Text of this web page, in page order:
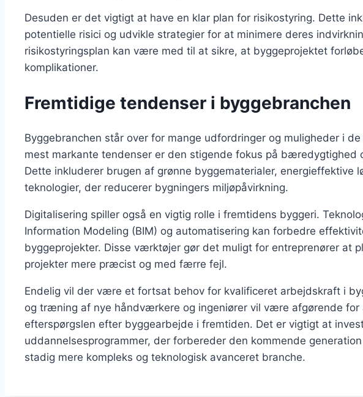
Desuden er det vigtigt at have en klar plan for risikostyring. Dette
potentielle risici og udvikle strategier for at minimere deres
risikostyringsplan kan være med til at sikre, at byggeprojektet
komplikationer.
Fremtidige tendenser i byggebranchen
Byggebranchen står over for mange udfordringer og muligheder i
mest markante tendenser er den stigende fokus på bæredygtighed
Dette inkluderer brugen af grønne byggematerialer, energieffektive
teknologier, der reducerer bygningers miljøpåvirkning.
Digitalisering spiller også en vigtig rolle i fremtidens byggeri.
Information Modeling (BIM) og automatisering kan forbedre
byggeprojekter. Disse værktøjer gør det muligt for entreprenører at
projekter mere præcist og med færre fejl.
Endelig vil der være et fortsat behov for kvalificeret arbejdskraft i
og træning af nye håndværkere og ingeniører vil være afgørende for
efterspørgslen efter byggearbejde i fremtiden. Det er vigtigt at
uddannelsesprogrammer, der forbereder den kommende
stadig mere kompleks og teknologisk avanceret branche.